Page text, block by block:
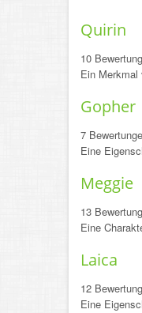
Quirin
10
Ein Merkmal
Gopher
7
Eine
Meggie
13
Eine
Laica
12
Eine